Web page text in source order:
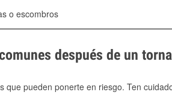
o escombros
después de un
que pueden ponerte en riesgo. Ten